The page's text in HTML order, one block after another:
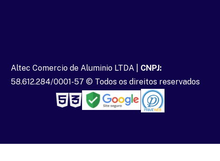
Altec Comercio de Aluminio LTDA | CNPJ:
58.612.284/0001-57 © Todos os direitos reservados